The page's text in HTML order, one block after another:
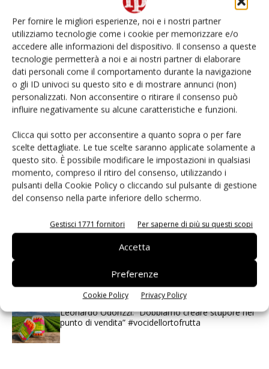
Per fornire le migliori esperienze, noi e i nostri partner
utilizziamo tecnologie come i cookie per memorizzare e/o
accedere alle informazioni del dispositivo. Il consenso a queste
tecnologie permetterà a noi e ai nostri partner di elaborare
dati personali come il comportamento durante la navigazione
o gli ID univoci su questo sito e di mostrare annunci (non)
personalizzati. Non acconsentire o ritirare il consenso può
influire negativamente su alcune caratteristiche e funzioni.
Clicca qui sotto per acconsentire a quanto sopra o per fare
scelte dettagliate. Le tue scelte saranno applicate solamente a
questo sito. È possibile modificare le impostazioni in qualsiasi
momento, compreso il ritiro del consenso, utilizzando i
pulsanti della Cookie Policy o cliccando sul pulsante di gestione
del consenso nella parte inferiore dello schermo.
Gestisci 1771 fornitori Per saperne di più su questi scopi
Accetta
Preferenze
Cookie Policy Privacy Policy
I più visti
Spazio Conad: continua la conversione dei punti di
vendita
Non è una susina: è Metis… e può rivoluzionare la
categoria
L’ortofrutta di Extra Supermercati tra localismo e
Ai #Repartofresh
Andamento prezzi ortofrutta in Italia al 27 luglio
Leonardo Odorizzi: “Dobbiamo creare stupore nel
punto di vendita” #vocidellortofrutta